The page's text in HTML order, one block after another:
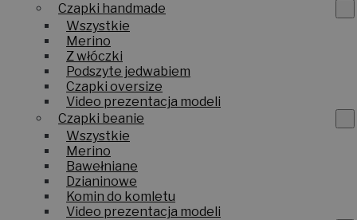
Czapki handmade
Wszystkie
Merino
Z włóczki
Podszyte jedwabiem
Czapki oversize
Video prezentacja modeli
Czapki beanie
Wszystkie
Merino
Bawełniane
Dzianinowe
Komin do komletu
Video prezentacja modeli